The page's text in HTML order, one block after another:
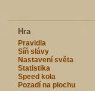
Hra
Pravidla
Síň slávy
Nastavení světa
Statistika
Speed kola
Pozadí na plochu